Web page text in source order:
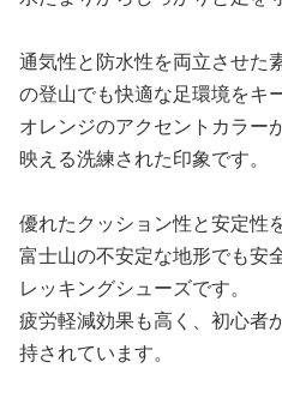
通気性と防水性を両立させた
の登山でも快適な足環境をキ
オレンジのアクセントカラー
映える洗練された印象です。
優れたクッション性と安定性
富士山の不安定な地形でも安
レッキングシューズです。
疲労軽減効果も高く、初心者
持されています。